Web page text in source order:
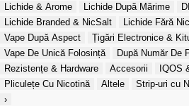
Lichide & Arome
Lichide După Mărime
Lichide Branded & NicSalt
Lichide Fără
Vape După Aspect
Țigări Electronice &
Vape De Unică Folosință
După Număr De
Rezistențe & Hardware
Accesorii
IQOS
Pliculețe Cu Nicotină
Altele
Strip-uri cu
›